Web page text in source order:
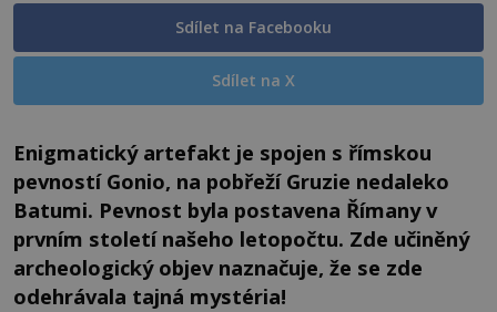
Sdílet na Facebooku
Sdílet na X
Enigmatický artefakt je spojen s římskou
pevností Gonio, na pobřeží Gruzie nedaleko
Batumi. Pevnost byla postavena Římany v
prvním století našeho letopočtu. Zde učiněný
archeologický objev naznačuje, že se zde
odehrávala tajná mystéria!